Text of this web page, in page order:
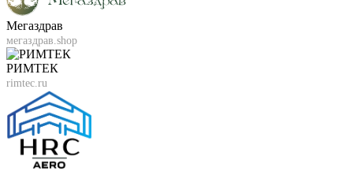
Мегаздрав
мегаздрав.shop
РИМТЕК
rimtec.ru